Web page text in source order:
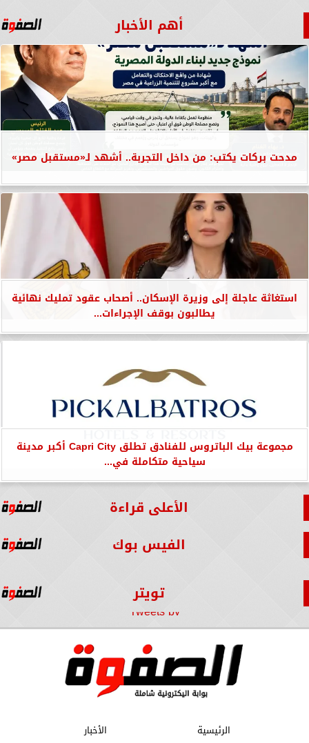
أهم الأخبار
مدحت بركات يكتب: من داخل التجربة.. أشهد لـ«مستقبل مصر»
استغاثة عاجلة إلى وزيرة الإسكان.. أصحاب عقود تمليك نهائية
يطالبون بوقف الإجراءات...
مجموعة بيك الباتروس للفنادق تطلق Capri City أكبر مدينة
سياحية متكاملة في...
الأعلى قراءة
الفيس بوك
تويتر
Tweets by
الرئيسية
الأخبار